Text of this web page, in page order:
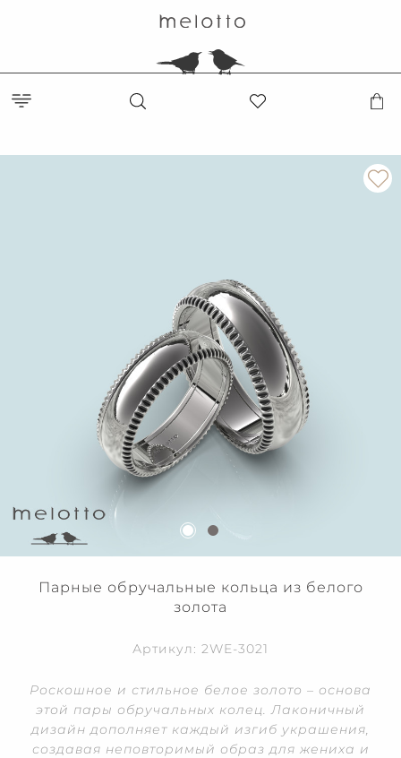
Парные обручальные кольца из белого
золота
Артикул: 2WE-3021
Роскошное и стильное белое золото – основа
этой пары обручальных колец. Лаконичный
дизайн дополняет каждый изгиб украшения,
создавая неповторимый образ для жениха и